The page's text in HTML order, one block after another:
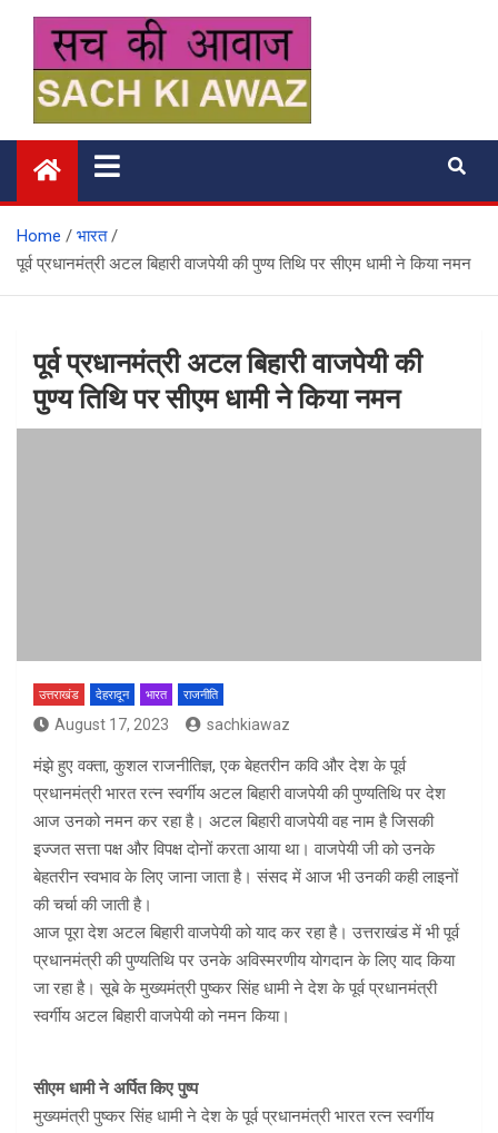
content
सच की आवाज
Home
भारत
पूर्व प्रधानमंत्री अटल बिहारी वाजपेयी की पुण्य तिथि पर सीएम धामी ने किया नमन
पूर्व प्रधानमंत्री अटल बिहारी वाजपेयी की
पुण्य तिथि पर सीएम धामी ने किया नमन
उत्तराखंड देहरादून भारत राजनीति
August 17, 2023 sachkiawaz
मंझे हुए वक्ता, कुशल राजनीतिज्ञ, एक बेहतरीन कवि और देश के पूर्व
प्रधानमंत्री भारत रत्न स्वर्गीय अटल बिहारी वाजपेयी की पुण्यतिथि पर देश
आज उनको नमन कर रहा है। अटल बिहारी वाजपेयी वह नाम है जिसकी
इज्जत सत्ता पक्ष और विपक्ष दोनों करता आया था। वाजपेयी जी को उनके
बेहतरीन स्वभाव के लिए जाना जाता है। संसद में आज भी उनकी कही लाइनों
की चर्चा की जाती है।
आज पूरा देश अटल बिहारी वाजपेयी को याद कर रहा है। उत्तराखंड में भी पूर्व
प्रधानमंत्री की पुण्यतिथि पर उनके अविस्मरणीय योगदान के लिए याद किया
जा रहा है। सूबे के मुख्यमंत्री पुष्कर सिंह धामी ने देश के पूर्व प्रधानमंत्री
स्वर्गीय अटल बिहारी वाजपेयी को नमन किया।
सीएम धामी ने अर्पित किए पुष्प
मुख्यमंत्री पुष्कर सिंह धामी ने देश के पूर्व प्रधानमंत्री भारत रत्न स्वर्गीय